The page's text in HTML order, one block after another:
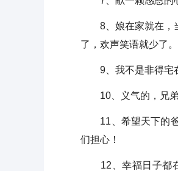
8、娘在家就在，当
了，欢声笑语就少了。
9、我不是非得宅在
10、义气的，兄弟
11、希望天下的爸
们担心！
12、幸福日子都在